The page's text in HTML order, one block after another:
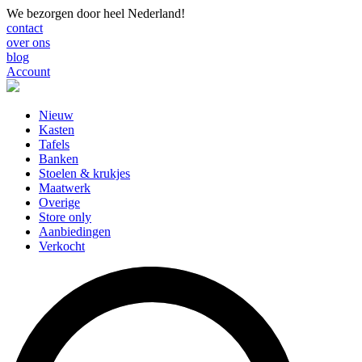
We bezorgen door heel Nederland!
contact
over ons
blog
Account
Nieuw
Kasten
Tafels
Banken
Stoelen & krukjes
Maatwerk
Overige
Store only
Aanbiedingen
Verkocht